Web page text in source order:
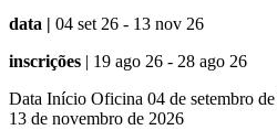
data | 04 set 26 - 13 nov 26
inscrições | 19 ago 26 - 28 ago 26
Data Início Oficina 04 de setembro
13 de novembro de 2026